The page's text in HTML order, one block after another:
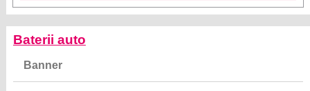
Baterii auto
Banner